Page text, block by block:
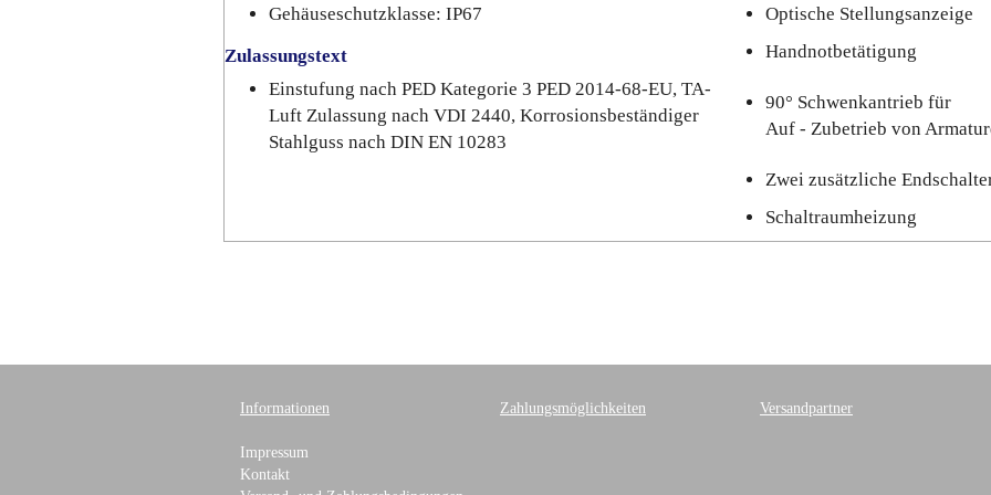
Gehäuseschutzklasse: IP67
Optische Stellungsanzeige
Zulassungstext
Handnotbetätigung
Einstufung nach PED Kategorie 3 PED 2014-68-EU, TA-
Luft Zulassung nach VDI 2440, Korrosionsbeständiger
Stahlguss nach DIN EN 10283
90° Schwenkantrieb für
Auf - Zubetrieb von
Zwei zusätzliche
Schaltraumheizung
Informationen
Impressum
Kontakt
Zahlungsmöglichkeiten Versandpartner